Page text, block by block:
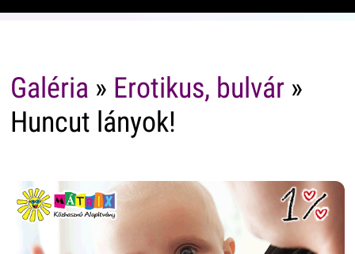
Galéria » Erotikus, bulvár»
Huncut lányok!